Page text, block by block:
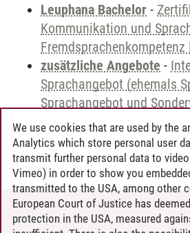
Leuphana Bachelor -
Kommunikation und
zusätzliche Angebote -
Sprachangebot (ehemals
Sprachangebot und
Andreea Tribel 30.06.2024
CONTACT
We use cookies that are used by the
Analytics which store personal user
transmit further personal data to
Vimeo) in order to show you
transmitted to the USA, among other
European Court of Justice has
protection in the USA, measured